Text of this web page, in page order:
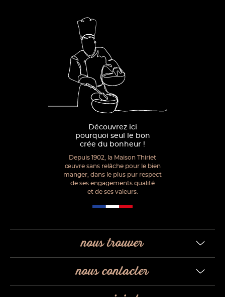
Découvrez ici
pourquoi seul le bon
crée du bonheur !
Depuis 1902, la Maison Thiriet
œuvre sans relâche pour le bien
manger, dans le plus pur respect
de ses engagements qualité
et de ses valeurs.
nous trouver
nous contacter